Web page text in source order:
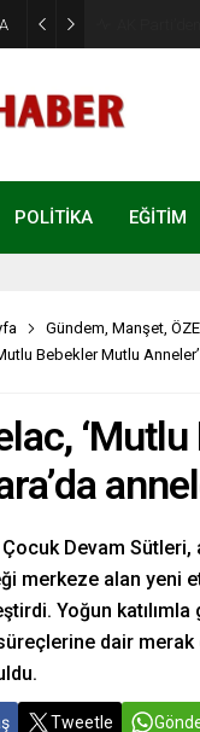
POLİTİKA EĞİTİM
Gündem, Manşet,
Bebekler Mutlu
Devam
merkeze alan yeni
Yoğun
dair merak
Tweetle